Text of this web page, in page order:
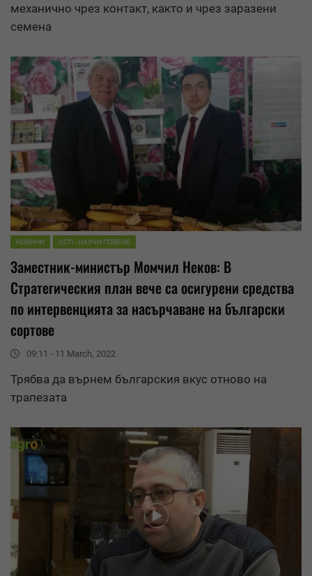
механично чрез контакт, както и чрез заразени
семена
НОВИНИ ОСП - НАУЧИ ПОВЕЧЕ
Заместник-министър Момчил Неков: В
Стратегическия план вече са осигурени средства
по интервенцията за насърчаване на български
сортове
09:11 - 11 March, 2022
Трябва да върнем българския вкус отново на
трапезата